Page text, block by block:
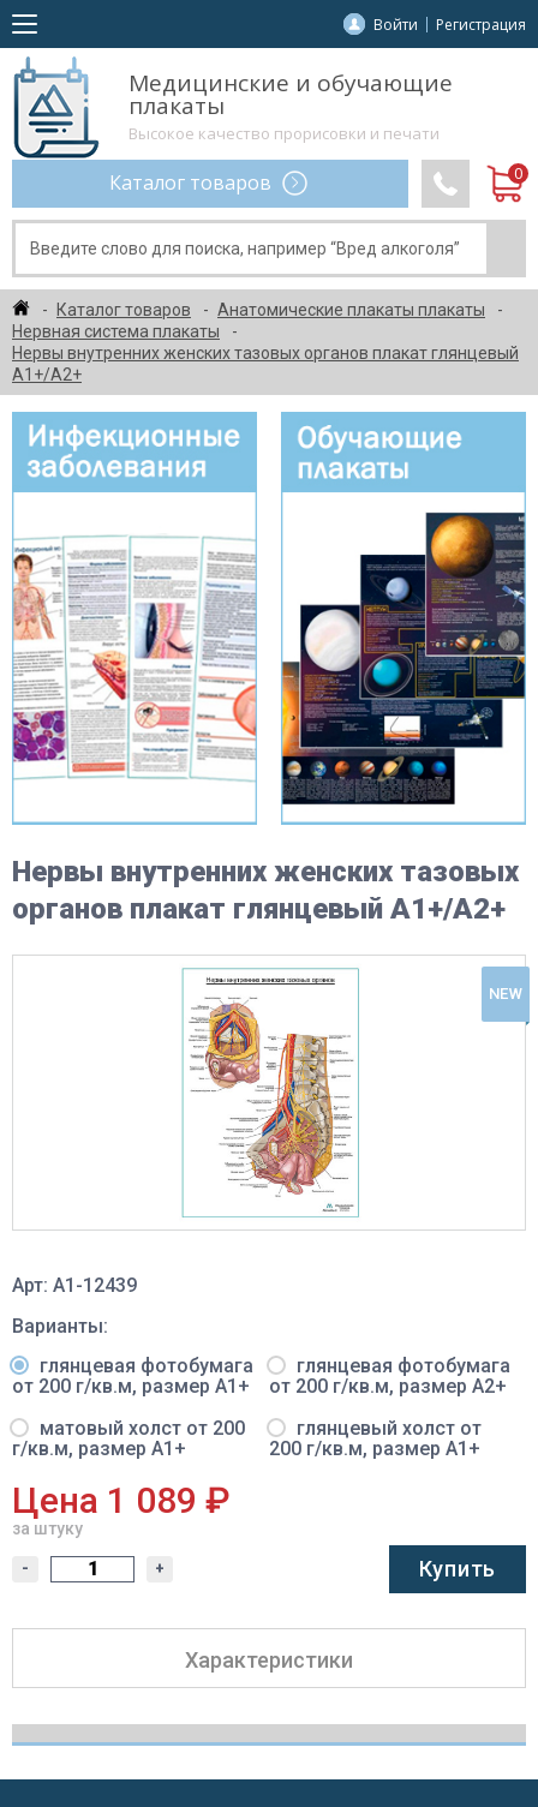
Войти Регистрация
Медицинские и обучающие
плакаты
Высокое качество прорисовки и печати
Каталог товаров
Каталог товаров
Анатомические плакаты плакаты
Нервная система плакаты
Нервы внутренних женских тазовых органов плакат глянцевый
А1+/А2+
Нервы внутренних женских тазовых
органов плакат глянцевый А1+/А2+
NEW
Арт: A1-12439
Варианты:
глянцевая фотобумага
от 200 г/кв.м, размер A1+
глянцевая фотобумага
от 200 г/кв.м, размер A2+
матовый холст от 200
г/кв.м, размер A1+
глянцевый холст от
200 г/кв.м, размер A1+
Цена 1 089 ₽
за штуку
- + Купить
Характеристики